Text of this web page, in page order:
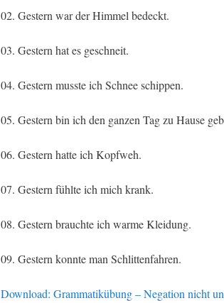
02. Gestern war der Himmel bedeckt.
03. Gestern hat es geschneit.
04. Gestern musste ich Schnee schippen.
05. Gestern bin ich den ganzen Tag zu Hause
06. Gestern hatte ich Kopfweh.
07. Gestern fühlte ich mich krank.
08. Gestern brauchte ich warme Kleidung.
09. Gestern konnte man Schlittenfahren.
Download: Grammatikübung – Negation nicht